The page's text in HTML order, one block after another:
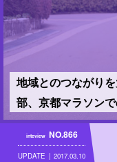
地域とのつながり
部、京都マラソン
inteview NO.866
UPDATE 2017.03.10